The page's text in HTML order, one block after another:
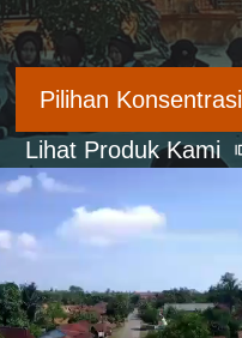
Pilihan Konsentrasi
Lihat Produk Kami